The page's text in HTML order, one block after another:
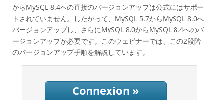
からMySQL 8.4への直接のバージョンアップは公式にはサポー
トされていません。したがって、MySQL 5.7からMySQL 8.0へ
バージョンアップし、さらにMySQL 8.0からMySQL 8.4へのバ
ージョンアップが必要です。このウェビナーでは、この2段階
のバージョンアップ手順を解説しています。
Connexion »